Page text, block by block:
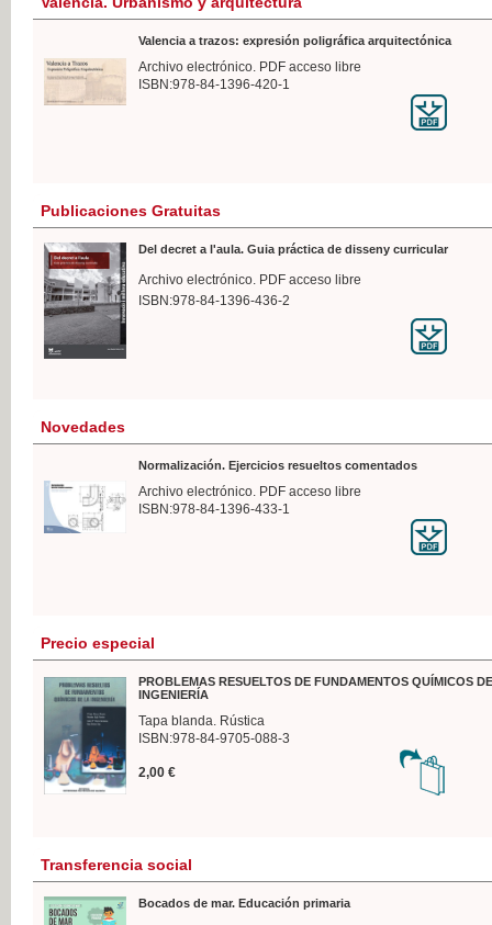
Valencia a trazos: expresión poligráfica arquitectónica
Archivo electrónico. PDF acceso libre
ISBN:978-84-1396-420-1
Publicaciones Gratuitas
Del decret a l'aula. Guia práctica de disseny curricular
Archivo electrónico. PDF acceso libre
ISBN:978-84-1396-436-2
Novedades
Normalización. Ejercicios resueltos comentados
Archivo electrónico. PDF acceso libre
ISBN:978-84-1396-433-1
Precio especial
PROBLEMAS RESUELTOS DE FUNDAMENTOS QUÍMICOS
INGENIERÍA
Tapa blanda. Rústica
ISBN:978-84-9705-088-3
2,00 €
Transferencia social
Bocados de mar. Educación primaria